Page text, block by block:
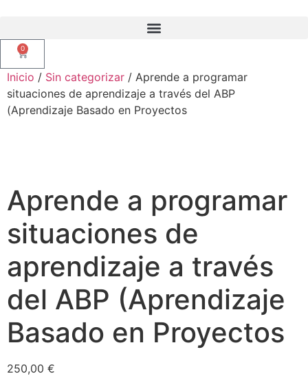
0
Inicio / Sin categorizar / Aprende a programar
situaciones de aprendizaje a través del ABP
(Aprendizaje Basado en Proyectos
Aprende a programar
situaciones de
aprendizaje a través
del ABP (Aprendizaje
Basado en Proyectos
250,00 €